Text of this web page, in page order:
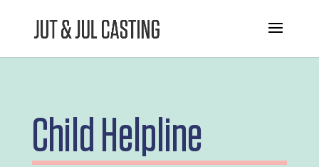
Child Helpline